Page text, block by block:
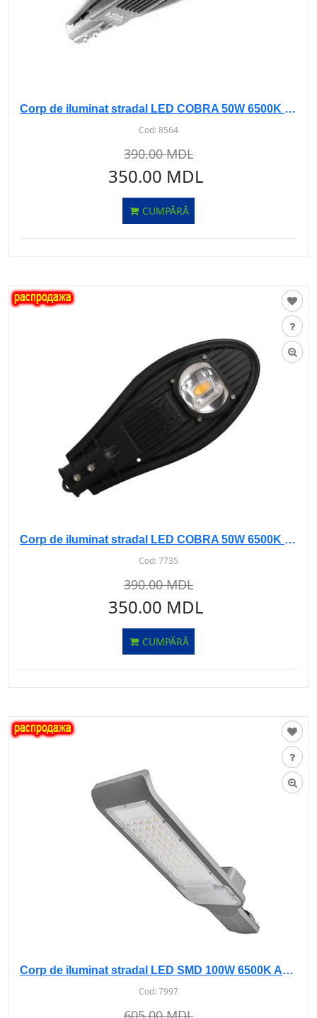
Corp de iluminat stradal LED COBRA 50W 6500K LM-2003 sur
Cod:8564
390.00 MDL
350.00 MDL
CUMPĂRĂ
Corp de iluminat stradal LED COBRA 50W 6500K LM-2003 negru
Cod:7735
390.00 MDL
350.00 MDL
CUMPĂRĂ
Corp de iluminat stradal LED SMD 100W 6500K AS-107 sur
Cod:7997